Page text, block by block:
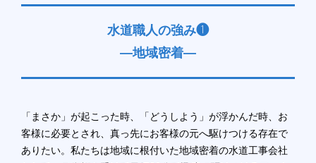
水道職人の強み❶
―地域密着―
「まさか」が起こった時、「どうしよう」が浮かんだ時、お
客様に必要とされ、真っ先にお客様の元へ駆けつける存在で
ありたい。私たちは地域に根付いた地域密着の水道工事会社